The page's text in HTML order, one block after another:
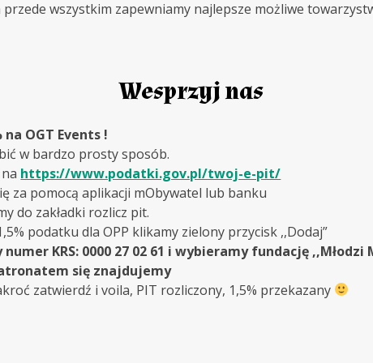
wszystkim zapewniamy najlepsze możliwe
Wesprzyj nas
na OGT Events !
w bardzo prosty sposób.
https://www.podatki.gov.pl/twoj-e-pit/
za pomocą aplikacji mObywatel lub banku
do zakładki rozlicz pit.
podatku dla OPP klikamy zielony przycisk ,,Dodaj”
KRS: 0000 27 02 61 i wybieramy fundację ,,Młodzi
się znajdujemy
zatwierdź i voila, PIT rozliczony, 1,5% przekazany